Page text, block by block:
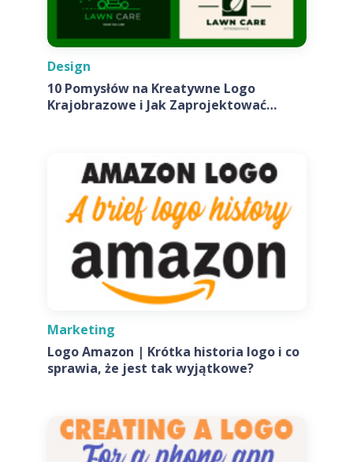
Design
10 Pomysłów na Kreatywne Logo
Krajobrazowe i Jak Zaprojektować
Marketing
Logo Amazon | Krótka historia logo i co
sprawia, że jest tak wyjątkowe?